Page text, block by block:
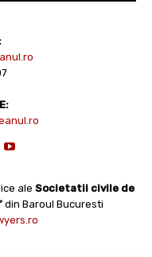
ale Societatii civile de
din Baroul Bucuresti